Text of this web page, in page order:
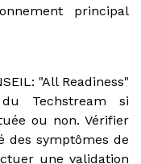
principal
"All Readiness"
Techstream si
ou non. Vérifier
des symptômes de
une validation